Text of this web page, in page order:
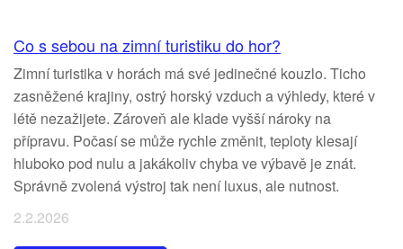
Co s sebou na zimní turistiku do hor?
Zimní turistika v horách má své jedinečné kouzlo. Ticho
zasněžené krajiny, ostrý horský vzduch a výhledy, které v
létě nezažijete. Zároveň ale klade vyšší nároky na
přípravu. Počasí se může rychle změnit, teploty klesají
hluboko pod nulu a jakákoliv chyba ve výbavě je znát.
Správně zvolená výstroj tak není luxus, ale nutnost.
2.2.2026